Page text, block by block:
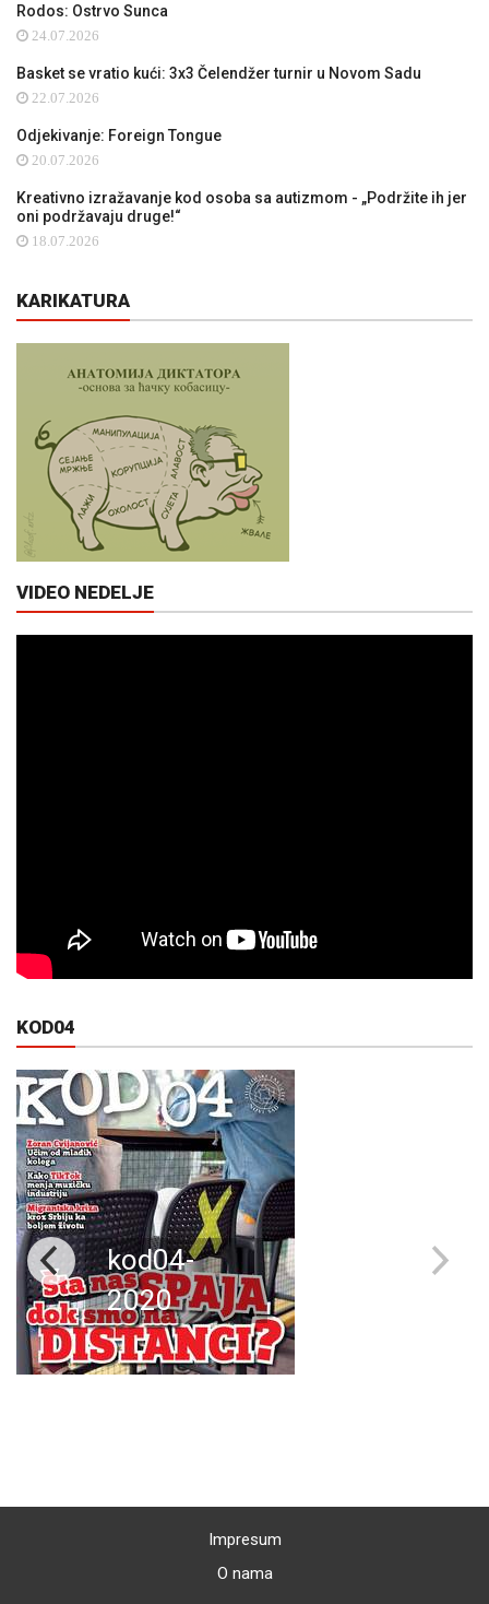
Rodos: Ostrvo Sunca
24.07.2026
Basket se vratio kući: 3x3 Čelendžer turnir u Novom Sadu
22.07.2026
Odjekivanje: Foreign Tongue
20.07.2026
Kreativno izražavanje kod osoba sa autizmom - „Podržite ih jer
oni podržavaju druge!“
18.07.2026
KARIKATURA
VIDEO NEDELJE
KOD04
kod04-
2020
Impresum
O nama